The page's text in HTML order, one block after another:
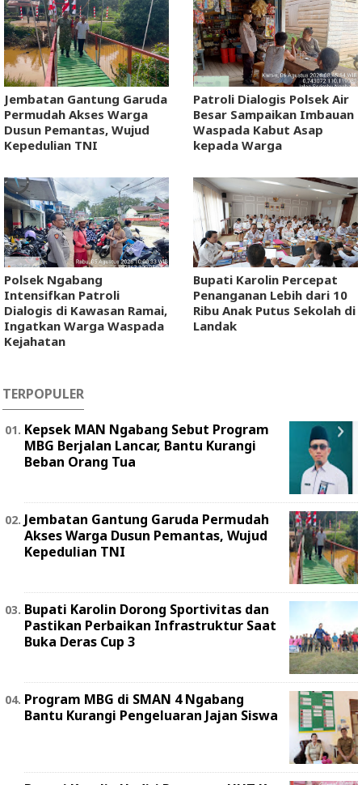
Jembatan Gantung Garuda
Permudah Akses Warga
Dusun Pemantas, Wujud
Kepedulian TNI
Patroli Dialogis Polsek Air
Besar Sampaikan Imbauan
Waspada Kabut Asap
kepada Warga
Polsek Ngabang
Intensifkan Patroli
Dialogis di Kawasan Ramai,
Ingatkan Warga Waspada
Kejahatan
Bupati Karolin Percepat
Penanganan Lebih dari 10
Ribu Anak Putus Sekolah di
Landak
TERPOPULER
Kepsek MAN Ngabang Sebut Program
MBG Berjalan Lancar, Bantu Kurangi
Beban Orang Tua
Jembatan Gantung Garuda Permudah
Akses Warga Dusun Pemantas, Wujud
Kepedulian TNI
Bupati Karolin Dorong Sportivitas dan
Pastikan Perbaikan Infrastruktur Saat
Buka Deras Cup 3
Program MBG di SMAN 4 Ngabang
Bantu Kurangi Pengeluaran Jajan Siswa